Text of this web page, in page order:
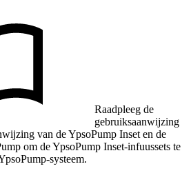
Raadpleeg de
gebruiksaanwijzing
van de YpsoPump Inset en de
om de YpsoPump Inset-infuussets te
systeem.